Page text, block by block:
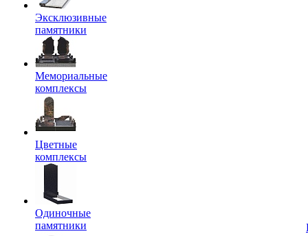
Эксклюзивные
памятники
Мемориальные
комплексы
Цветные
комплексы
Одиночные
памятники